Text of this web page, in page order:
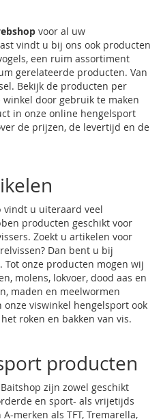
voor al uw
vindt u bij ons ook producten
een ruim assortiment
gerelateerde producten. Van
Bekijk de producten per
door gebruik te maken
in onze online hengelsport
de prijzen, de levertijd en de
vindt u uiteraard veel
producten geschikt voor
Zoekt u artikelen voor
? Dan bent u bij
onze producten mogen wij
molens, lokvoer, dood aas en
, maden en meelwormen
onze viswinkel hengelsport ook
roken en bakken van vis.
producten
zijn zowel geschikt
en sport- als vrijetijds
merken als TFT, Tremarella,